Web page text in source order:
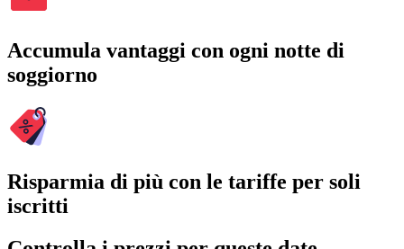
Accumula vantaggi con ogni notte di
soggiorno
Risparmia di più con le tariffe per soli
iscritti